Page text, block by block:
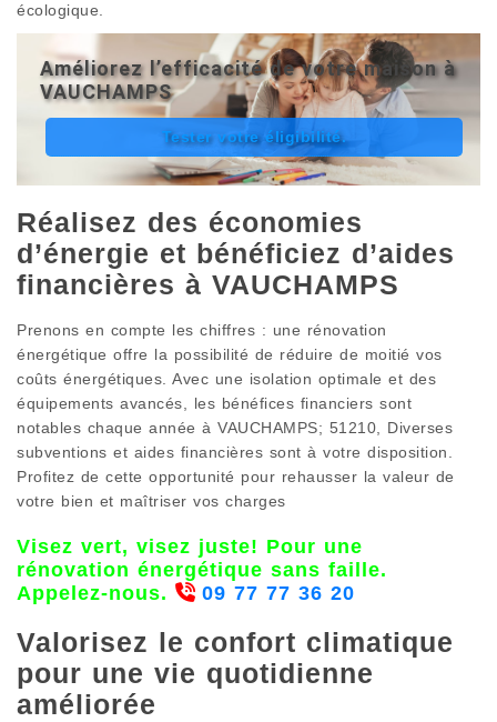
écologique.
Améliorez l’efficacité de votre maison à
VAUCHAMPS
Tester votre éligibilité.
Réalisez des économies
d’énergie et bénéficiez d’aides
financières à VAUCHAMPS
Prenons en compte les chiffres : une rénovation
énergétique offre la possibilité de réduire de moitié vos
coûts énergétiques. Avec une isolation optimale et des
équipements avancés, les bénéfices financiers sont
notables chaque année à VAUCHAMPS; 51210, Diverses
subventions et aides financières sont à votre disposition.
Profitez de cette opportunité pour rehausser la valeur de
votre bien et maîtriser vos charges
Visez vert, visez juste! Pour une
rénovation énergétique sans faille.
Appelez-nous.
09 77 77 36 20
Valorisez le confort climatique
pour une vie quotidienne
améliorée